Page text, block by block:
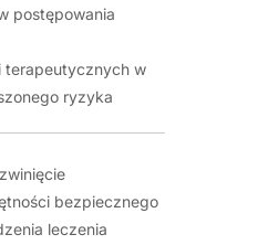
postępowania
terapeutycznych w
ryzyka
bezpiecznego
leczenia